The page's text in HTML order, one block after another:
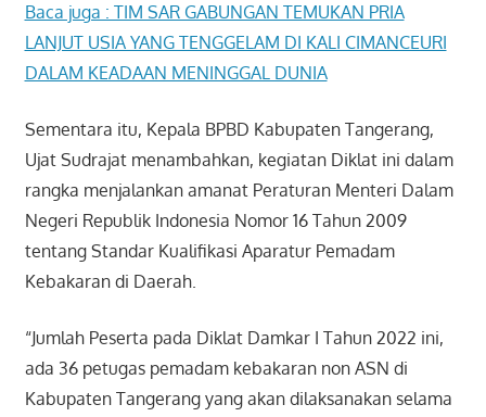
Baca juga : TIM SAR GABUNGAN TEMUKAN PRIA
LANJUT USIA YANG TENGGELAM DI KALI CIMANCEURI
DALAM KEADAAN MENINGGAL DUNIA
Sementara itu, Kepala BPBD Kabupaten Tangerang,
Ujat Sudrajat menambahkan, kegiatan Diklat ini dalam
rangka menjalankan amanat Peraturan Menteri Dalam
Negeri Republik Indonesia Nomor 16 Tahun 2009
tentang Standar Kualifikasi Aparatur Pemadam
Kebakaran di Daerah.
“Jumlah Peserta pada Diklat Damkar I Tahun 2022 ini,
ada 36 petugas pemadam kebakaran non ASN di
Kabupaten Tangerang yang akan dilaksanakan selama